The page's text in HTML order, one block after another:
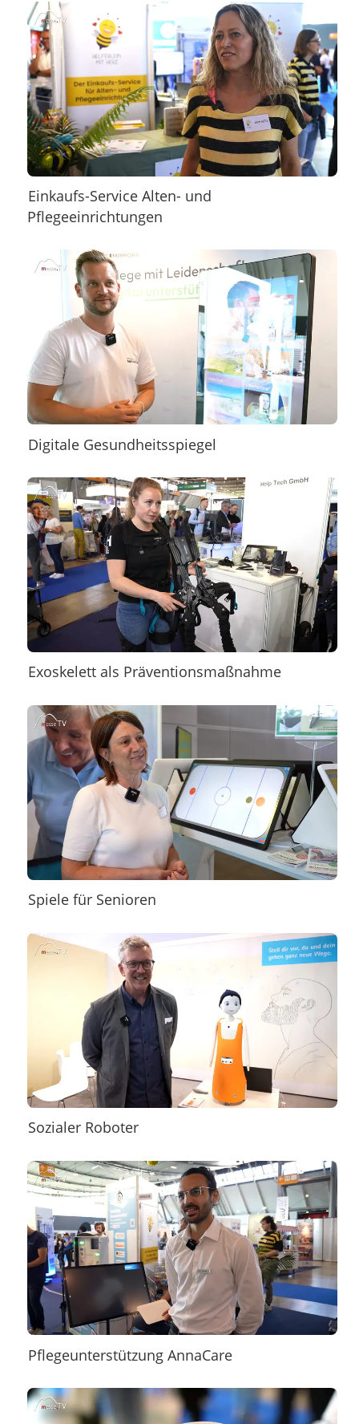
Einkaufs-Service Alten- und
Pflegeeinrichtungen
Digitale Gesundheitsspiegel
Exoskelett als Präventionsmaßnahme
Spiele für Senioren
Sozialer Roboter
Pflegeunterstützung AnnaCare